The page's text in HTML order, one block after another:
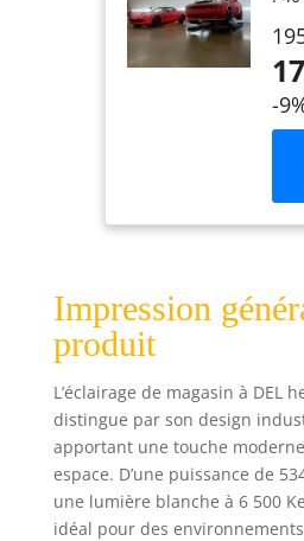
: la
la
la
la
-
Impression
produit
L’éclairage de magasin à DEL
distingue par son design
apportant une touche
espace. D’une puissance de
une lumière blanche à 6 500
idéal pour des